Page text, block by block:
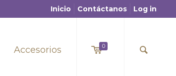
Inicio Contáctanos Log in
Accesorios 0